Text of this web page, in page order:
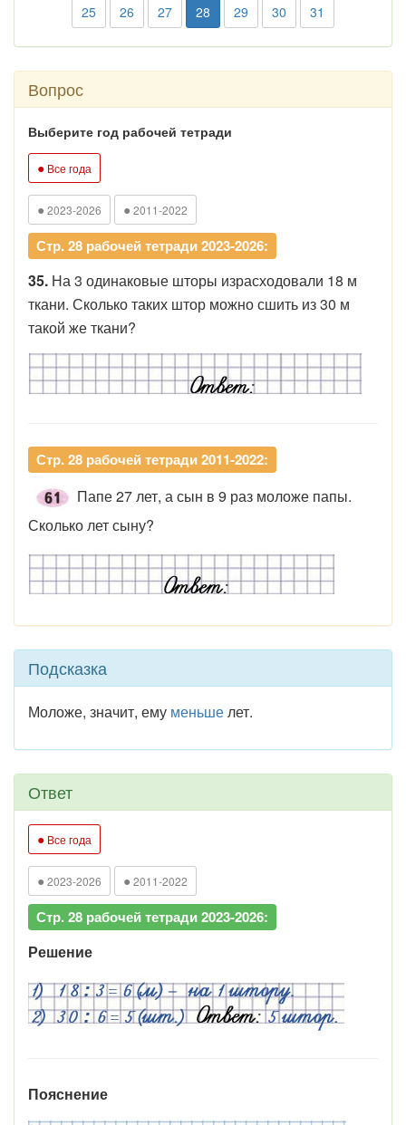
25 26 27 28 29 30 31
Вопрос
Выберите год рабочей тетради
● Все года
● 2023-2026 ● 2011-2022
Стр. 28 рабочей тетради 2023-2026:
35. На 3 одинаковые шторы израсходовали 18 м
ткани. Сколько таких штор можно сшить из 30 м
такой же ткани?
Стр. 28 рабочей тетради 2011-2022:
Папе 27 лет, а сын в 9 раз моложе папы.
Сколько лет сыну?
Подсказка
Моложе, значит, ему меньшелет.
Ответ
● Все года
● 2023-2026 ● 2011-2022
Стр. 28 рабочей тетради 2023-2026:
Решение
Пояснение